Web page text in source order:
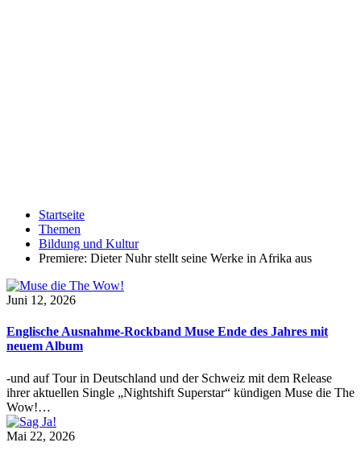
Startseite
Themen
Bildung und Kultur
Premiere: Dieter Nuhr stellt seine Werke in Afrika aus
Juni 12, 2026
Englische Ausnahme-Rockband Muse Ende des Jahres mit
neuem Album
-und auf Tour in Deutschland und der Schweiz mit dem Release
ihrer aktuellen Single „Nightshift Superstar“ kündigen Muse die The
Wow!…
Mai 22, 2026